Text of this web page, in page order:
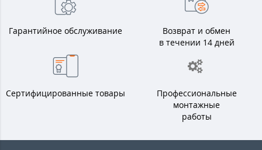
Гарантийное обслуживание
Возврат и обмен
в течении 14 дней
Сертифицированные товары
Профессиональные
монтажные
работы